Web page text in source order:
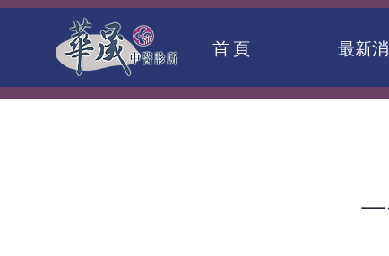
首 頁 最新